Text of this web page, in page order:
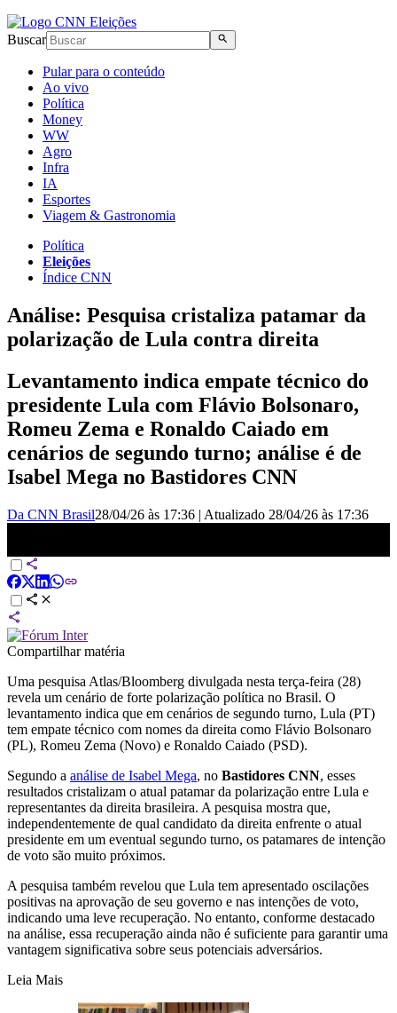
Buscar
Pular para o conteúdo
Ao vivo
Política
Money
WW
Agro
Infra
IA
Esportes
Viagem & Gastronomia
Política
Eleições
Índice CNN
Análise: Pesquisa cristaliza patamar da
polarização de Lula contra direita
Levantamento indica empate técnico do
presidente Lula com Flávio Bolsonaro,
Romeu Zema e Ronaldo Caiado em
cenários de segundo turno; análise é de
Isabel Mega no Bastidores CNN
Da CNN Brasil28/04/26 às 17:36 | Atualizado 28/04/26 às 17:36
Compartilhar matéria
Uma pesquisa Atlas/Bloomberg divulgada nesta terça-feira (28)
revela um cenário de forte polarização política no Brasil. O
levantamento indica que em cenários de segundo turno, Lula (PT)
tem empate técnico com nomes da direita como Flávio Bolsonaro
(PL), Romeu Zema (Novo) e Ronaldo Caiado (PSD).
Segundo a análise de Isabel Mega, no Bastidores CNN, esses
resultados cristalizam o atual patamar da polarização entre Lula e
representantes da direita brasileira. A pesquisa mostra que,
independentemente de qual candidato da direita enfrente o atual
presidente em um eventual segundo turno, os patamares de intenção
de voto são muito próximos.
A pesquisa também revelou que Lula tem apresentado oscilações
positivas na aprovação de seu governo e nas intenções de voto,
indicando uma leve recuperação. No entanto, conforme destacado
na análise, essa recuperação ainda não é suficiente para garantir uma
vantagem significativa sobre seus potenciais adversários.
Leia Mais